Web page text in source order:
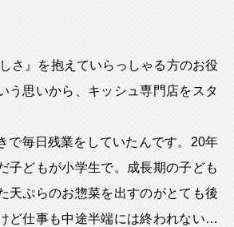
さ』を抱えていらっしゃる方のお役
う思いから、キッシュ専門店をスタ
で毎日残業をしていたんです。20年
子どもが小学生で。成長期の子ども
天ぷらのお惣菜を出すのがとても後
ど仕事も中途半端には終われない…